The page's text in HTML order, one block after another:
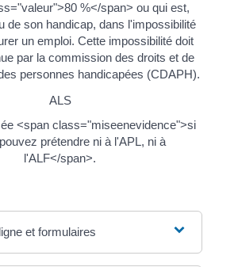
%</span> ou qui est,
de son handicap, dans l'impossibilité
un emploi. Cette impossibilité doit
par la commission des droits et de
personnes handicapées (CDAPH).
ALS
<span class="miseenevidence">si
prétendre ni à l'APL, ni à
l'ALF</span>.
et formulaires